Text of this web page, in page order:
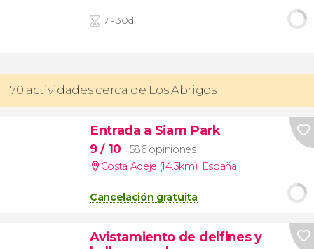
7 - 30d
70 actividades cerca de Los Abrigos
Entrada a Siam Park
9/ 10
586 opiniones
Costa Adeje (14.3km) España
Cancelación gratuita
Avistamiento de delfines y